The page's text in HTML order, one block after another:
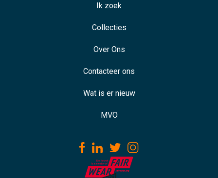
Ik zoek
Collecties
Over Ons
Contacteer ons
Wat is er nieuw
MVO